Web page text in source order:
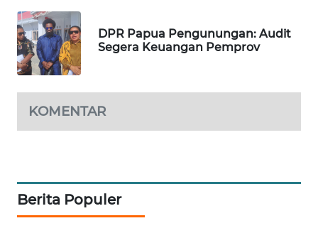
DPR Papua Pengunungan: Audit
Segera Keuangan Pemprov
KOMENTAR
Berita Populer
METRO
SIANTAR
NEWS
METRO
MEDAN
METRO
JAKARTA